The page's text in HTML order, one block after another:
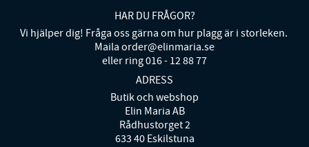
HAR DU FRÅGOR?
Vi hjälper dig! Fråga oss gärna om hur plagg är i storleken.
Maila order@elinmaria.se
eller ring 016 - 12 88 77
ADRESS
Butik och webshop
Elin Maria AB
Rådhustorget 2
633 40 Eskilstuna